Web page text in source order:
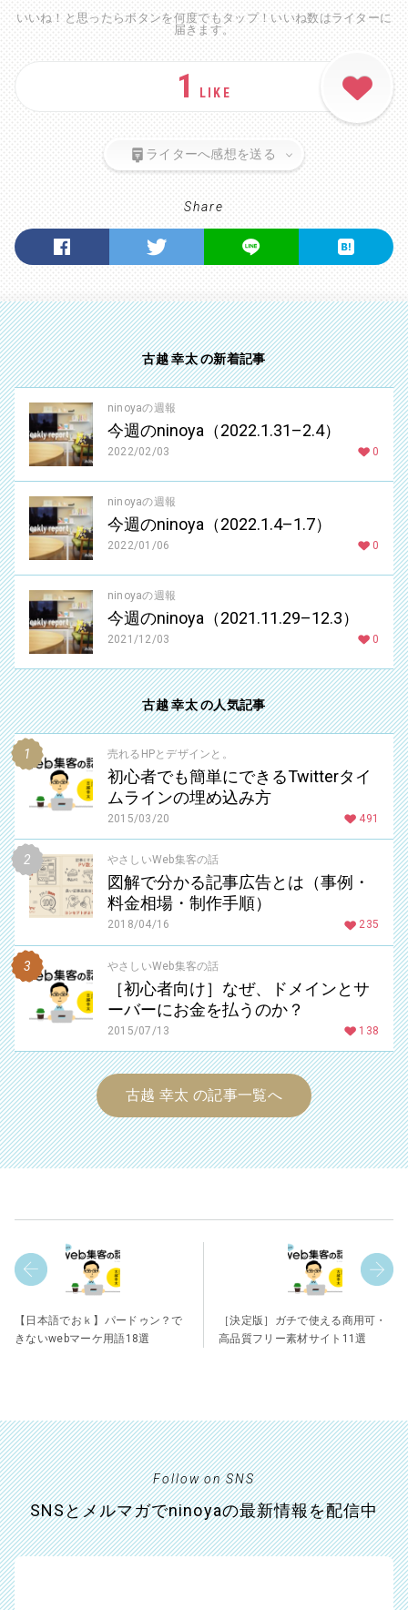
いいね！と思ったらボタンを何度でもタップ！いいね数はライターに
届きます。
1 LIKE
ライターへ感想を送る
Share
古越 幸太 の新着記事
ninoyaの週報
今週のninoya（2022.1.31–2.4）
2022/02/03 0
ninoyaの週報
今週のninoya（2022.1.4–1.7）
2022/01/06 0
ninoyaの週報
今週のninoya（2021.11.29–12.3）
2021/12/03 0
古越 幸太 の人気記事
売れるHPとデザインと。
初心者でも簡単にできるTwitterタイ
ムラインの埋め込み方
2015/03/20 491
やさしいWeb集客の話
図解で分かる記事広告とは（事例・
料金相場・制作手順）
2018/04/16 235
やさしいWeb集客の話
［初心者向け］なぜ、ドメインとサ
ーバーにお金を払うのか？
2015/07/13 138
古越 幸太 の記事一覧へ
【日本語でおｋ】パードゥン？で
きないwebマーケ用語18選
［決定版］ガチで使える商用可・
高品質フリー素材サイト11選
Follow on SNS
SNSとメルマガでninoyaの最新情報を配信中